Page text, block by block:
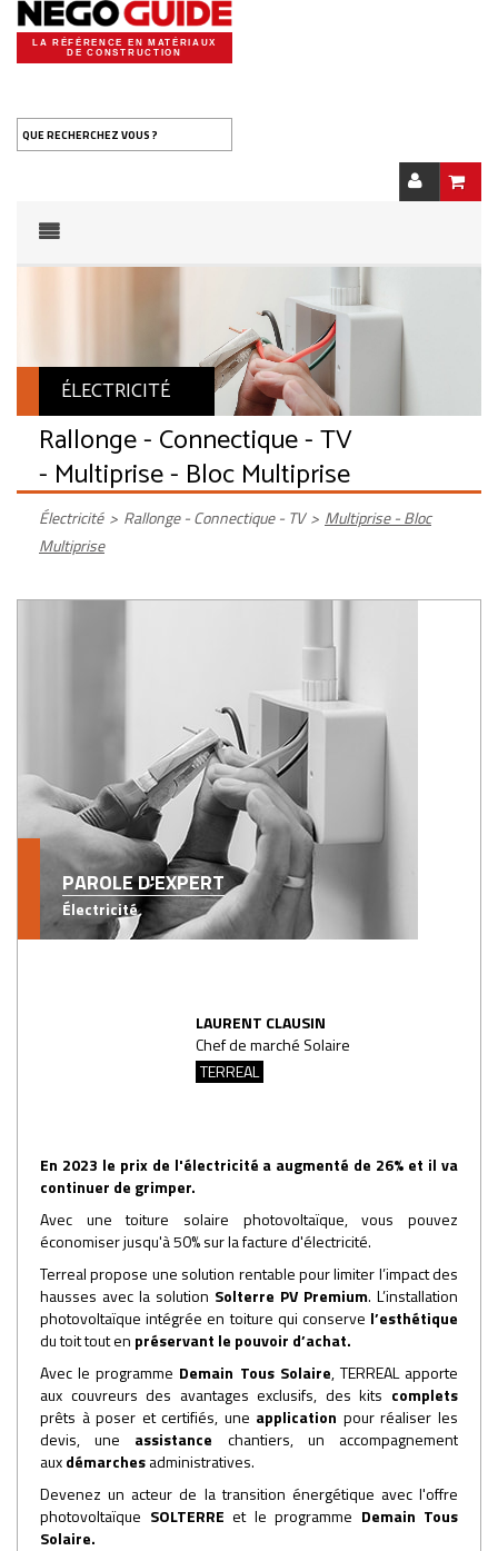
LA RÉFÉRENCE EN MATÉRIAUX
DE CONSTRUCTION
QUE RECHERCHEZ VOUS ?
ÉLECTRICITÉ
Rallonge - Connectique - TV
- Multiprise - Bloc Multiprise
Électricité > Rallonge - Connectique - TV > Multiprise - Bloc
Multiprise
PAROLE D'EXPERT
Électricité
LAURENT CLAUSIN
Chef de marché Solaire
TERREAL
En 2023 le prix de l'électricité a augmenté de 26% et il va
continuer de grimper.
Avec une toiture solaire photovoltaïque, vous pouvez
économiser jusqu'à 50% sur la facture d'électricité.
Terreal propose une solution rentable pour limiter l’impact des
hausses avec la solution Solterre PV Premium. L’installation
photovoltaïque intégrée en toiture qui conserve l’esthétique
du toit tout en préservant le pouvoir d’achat.
Avec le programme Demain Tous Solaire, TERREAL apporte
aux couvreurs des avantages exclusifs, des kits complets
prêts à poser et certifiés, une application pour réaliser les
devis, une assistance chantiers, un accompagnement
auxdémarchesadministratives.
Devenez un acteur de la transition énergétique avec l'offre
photovoltaïque SOLTERRE et le programme Demain Tous
Solaire.